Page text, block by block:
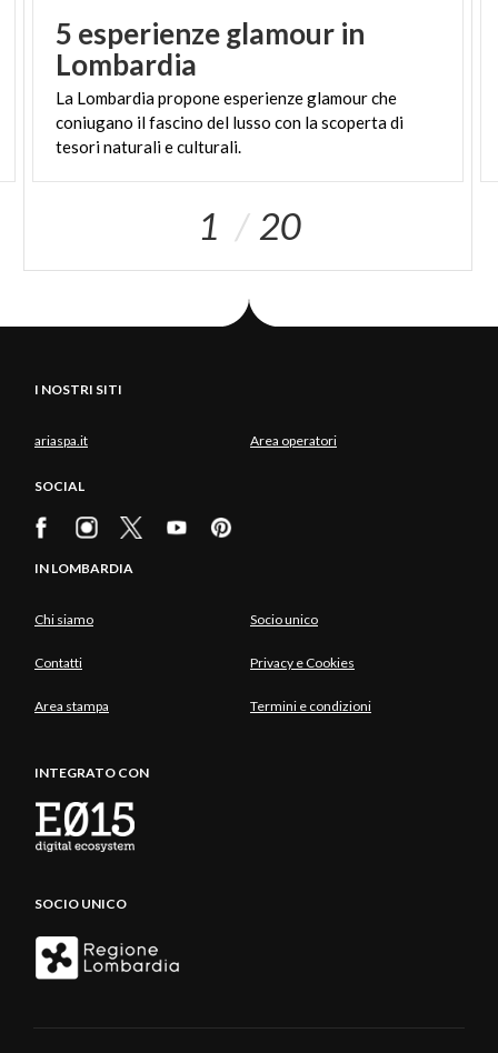
5 esperienze glamour in
Lombardia
La Lombardia propone esperienze glamour che
coniugano il fascino del lusso con la scoperta di
tesori naturali e culturali.
1 20
I NOSTRI SITI
ariaspa.it Area operatori
SOCIAL
IN LOMBARDIA
Chi siamo Socio unico
Contatti Privacy e Cookies
Area stampa Termini e condizioni
INTEGRATO CON
SOCIO UNICO